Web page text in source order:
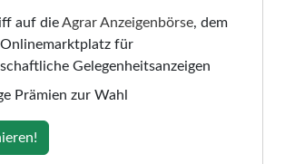
auf dieAgrar Anzeigenbörse, dem
für
Gelegenheitsanzeigen
Prämien zur Wahl